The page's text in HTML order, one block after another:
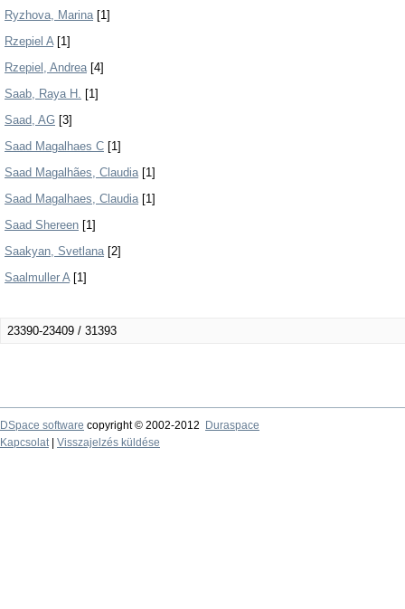
Ryzhova, Marina[1]
Rzepiel A[1]
Rzepiel, Andrea[4]
Saab, Raya H. [1]
Saad, AG [3]
Saad Magalhaes C [1]
Saad Magalhães, Claudia[1]
Saad Magalhaes, Claudia[1]
Saad Shereen [1]
Saakyan, Svetlana[2]
Saalmuller A[1]
23390-23409 / 31393
DSpace software copyright © 2002-2012
Duraspace
Kapcsolat| Visszajelzés küldése